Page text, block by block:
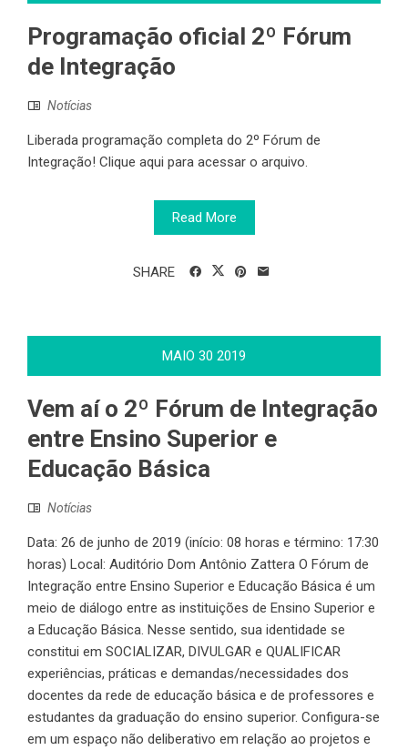
Programação oficial 2º Fórum
de Integração
Notícias
Liberada programação completa do 2º Fórum de
Integração! Clique aqui para acessar o arquivo.
Read More
SHARE
MAIO 30 2019
Vem aí o 2º Fórum de Integração
entre Ensino Superior e
Educação Básica
Notícias
Data: 26 de junho de 2019 (início: 08 horas e término: 17:30
horas) Local: Auditório Dom Antônio Zattera O Fórum de
Integração entre Ensino Superior e Educação Básica é um
meio de diálogo entre as instituições de Ensino Superior e
a Educação Básica. Nesse sentido, sua identidade se
constitui em SOCIALIZAR, DIVULGAR e QUALIFICAR
experiências, práticas e demandas/necessidades dos
docentes da rede de educação básica e de professores e
estudantes da graduação do ensino superior. Configura-se
em um espaço não deliberativo em relação ao projetos e